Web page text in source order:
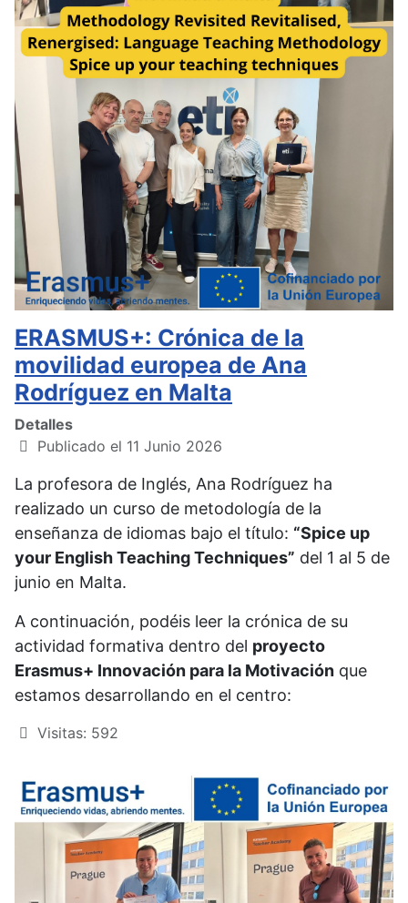
ERASMUS+: Crónica de la
movilidad europea de Ana
Rodríguez en Malta
Detalles
Publicado el 11 Junio 2026
La profesora de Inglés, Ana Rodríguez ha
realizado un curso de metodología de la
enseñanza de idiomas bajo el título: “Spice up
your English Teaching Techniques” del 1 al 5 de
junio en Malta.
A continuación, podéis leer la crónica de su
actividad formativa dentro del proyecto
Erasmus+ Innovación para la Motivación que
estamos desarrollando en el centro:
Visitas: 592